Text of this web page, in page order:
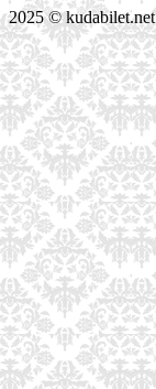
2025 © kudabilet.net